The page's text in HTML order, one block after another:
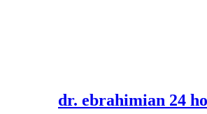
dr. ebrahimian 24